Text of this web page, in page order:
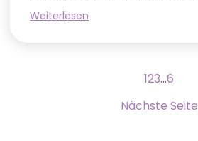
Weiterlesen
123…6
Nächste Seite